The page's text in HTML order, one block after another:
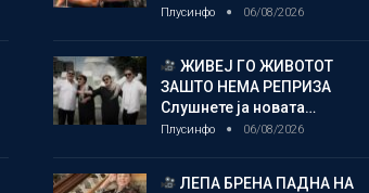
Плусинфо 06/08/2026
ЖИВЕЈ ГО ЖИВОТОТ
ЗАШТО НЕМА РЕПРИЗА
Слушнете ја новата…
Плусинфо 06/08/2026
ЛЕПА БРЕНА ПАДНА НА